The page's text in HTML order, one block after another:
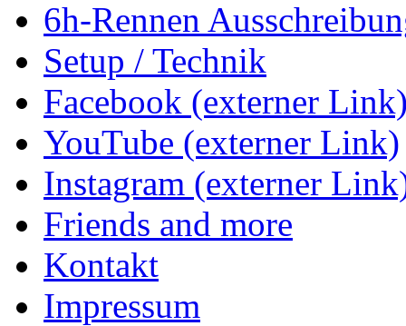
6h-Rennen
Setup / Technik
Facebook (externer
YouTube (externer Link)
Instagram (externer
Friends and more
Kontakt
Impressum